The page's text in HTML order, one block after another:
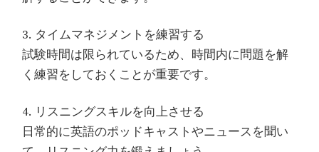
3. タイムマネジメントを練習する
試験時間は限られているため、時間内に問題を解
く練習をしておくことが重要です。
4. リスニングスキルを向上させる
日常的に英語のポッドキャストやニュースを聞い